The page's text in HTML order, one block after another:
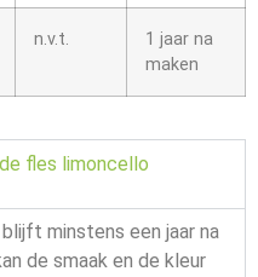
n.v.t.
1 jaar na
maken
fles limoncello
minstens een jaar na
de smaak en de kleur